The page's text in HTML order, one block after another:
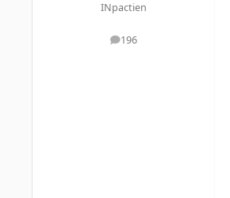
INpactien
196
messages